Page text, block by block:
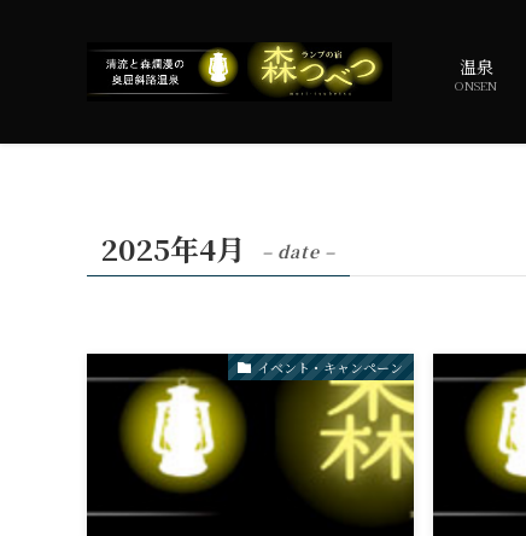
温泉
ONSEN
2025年4月 – date –
イベント・キャンペーン